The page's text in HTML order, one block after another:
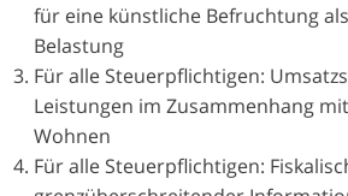
für eine künstliche Befruchtung
Belastung
Für alle Steuerpflichtigen:
Leistungen im Zusammenhang
Wohnen
Für alle Steuerpflichtigen: